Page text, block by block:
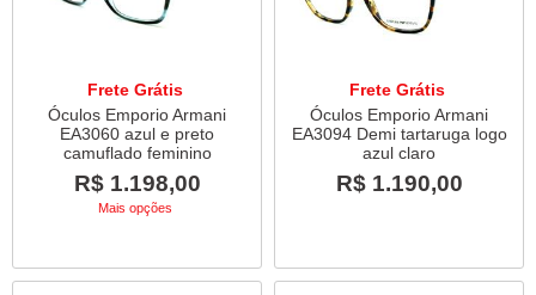
Frete Grátis
Óculos Emporio Armani
EA3060 azul e preto
camuflado feminino
R$ 1.198,00
Mais opções
Frete Grátis
Óculos Emporio Armani
EA3094 Demi tartaruga logo
azul claro
R$ 1.190,00